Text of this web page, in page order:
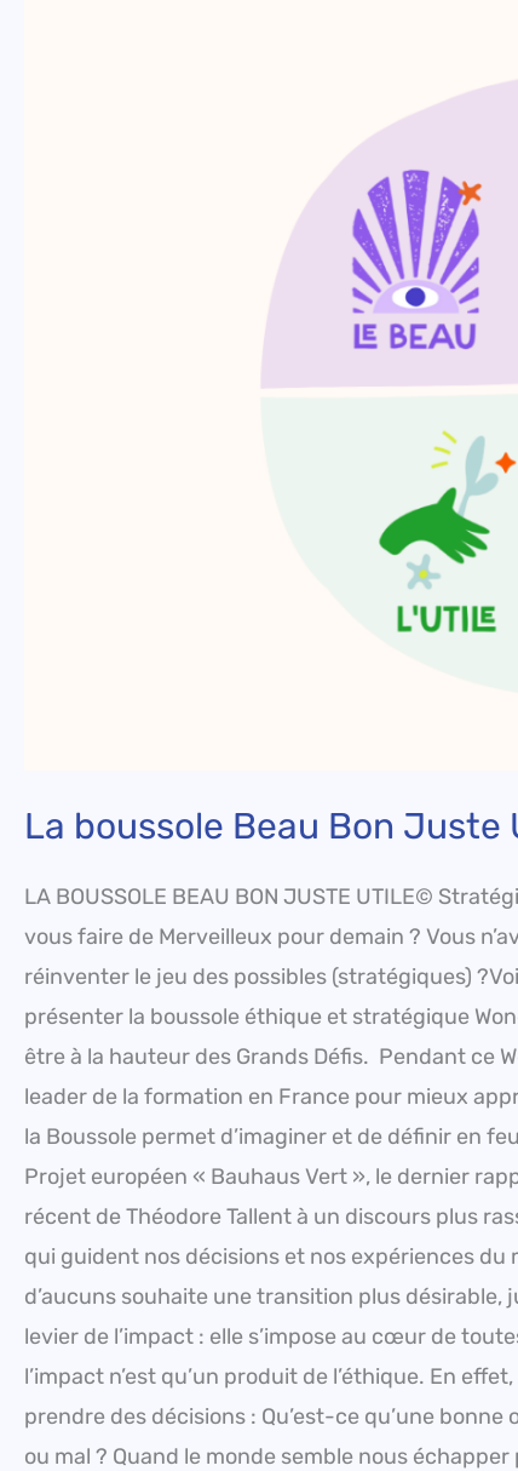
La boussole Beau Bon
LA BOUSSOLE BEAU BON JUSTE UTILE©
vous faire de Merveilleux pour demain ? Vous
réinventer le jeu des possibles (stratégiques)
présenter la boussole éthique et stratégique
être à la hauteur des Grands Défis. Pendant ce
leader de la formation en France pour mieux
la Boussole permet d’imaginer et de définir en
Projet européen « Bauhaus Vert », le dernier
récent de Théodore Tallent à un discours plus
qui guident nos décisions et nos expériences
d’aucuns souhaite une transition plus
levier de l’impact : elle s’impose au cœur de
l’impact n’est qu’un produit de l’éthique. En
prendre des décisions : Qu’est-ce qu’une
ou mal ? Quand le monde semble nous